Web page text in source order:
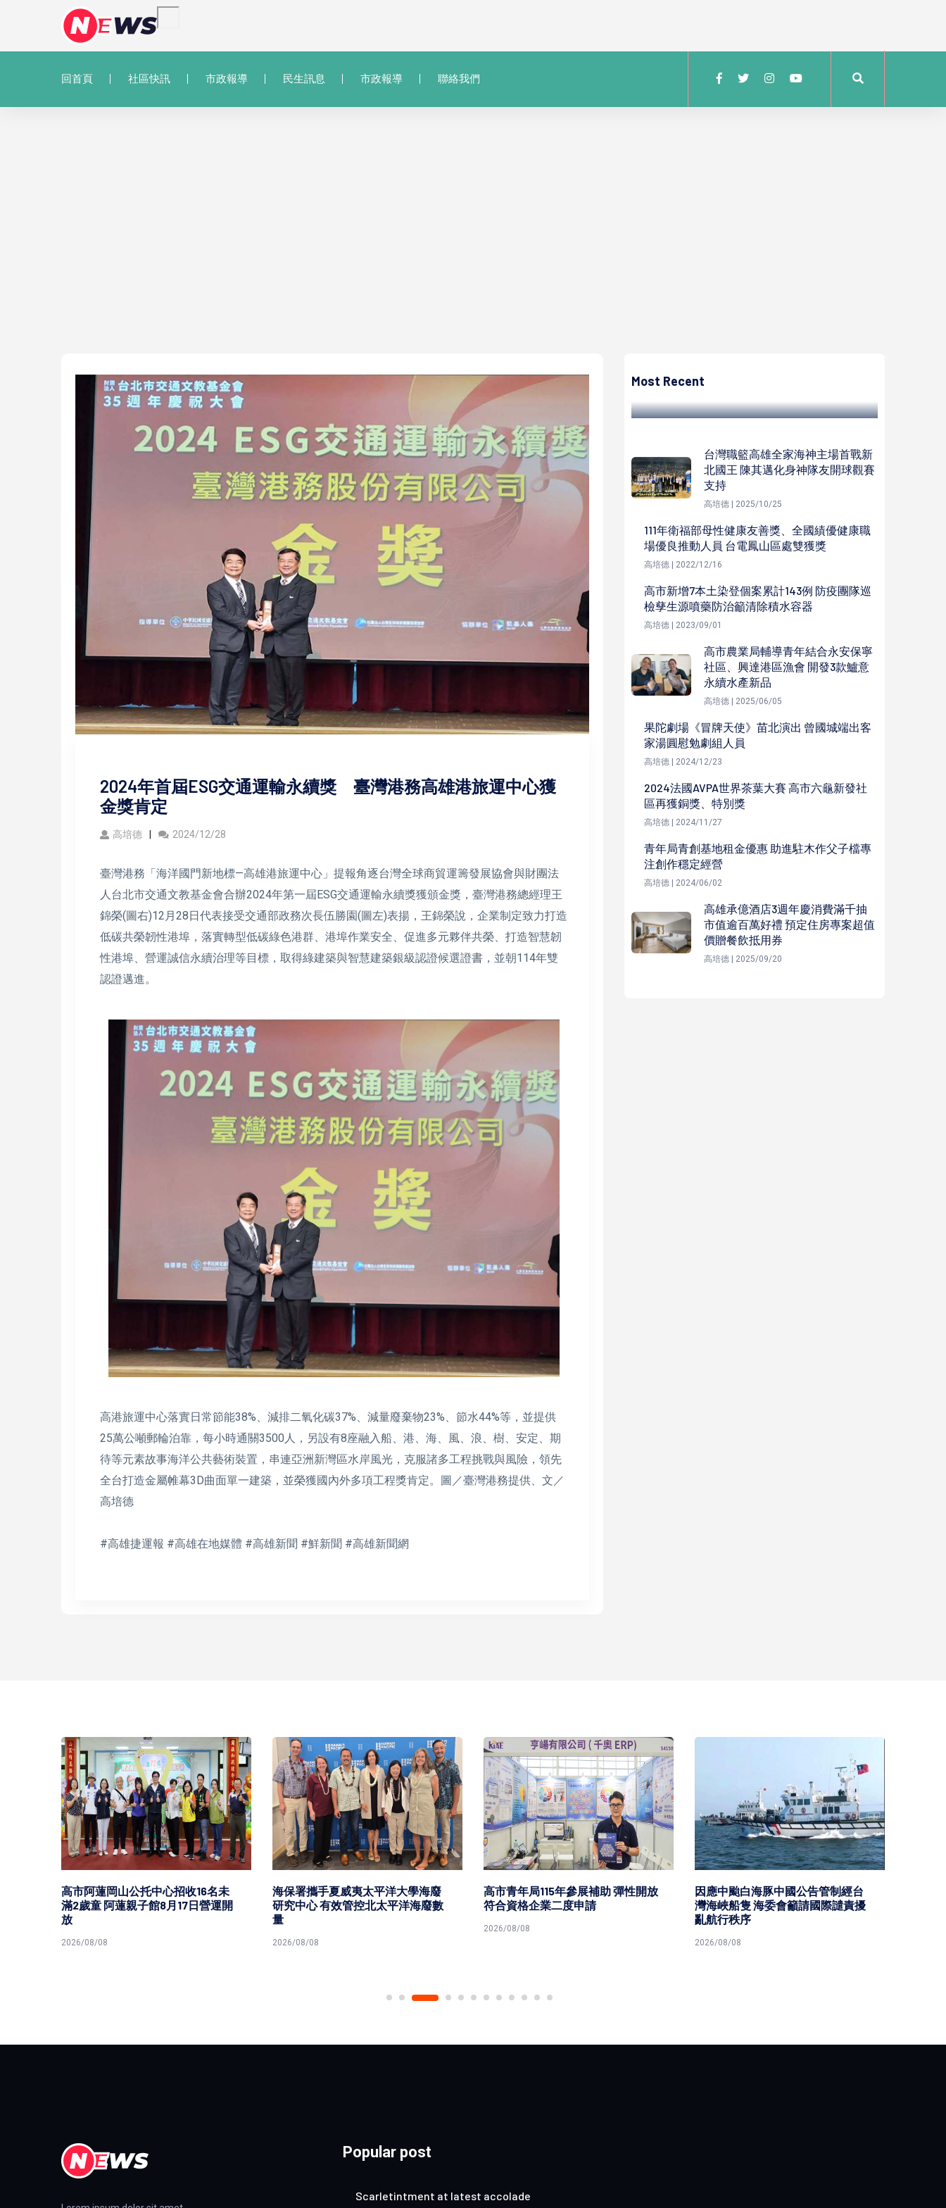
回首頁 社區快訊 市政報導 民生訊息 市政報導 聯絡我們
2024年首屆ESG交通運輸永續獎 臺灣港務高雄港旅運中心獲
金獎肯定
高培德 2024/12/28
臺灣港務「海洋國門新地標—高雄港旅運中心」提報角逐台灣全球商貿運籌發展協會與財團法
人台北市交通文教基金會合辦2024年第一屆ESG交通運輸永續獎獲頒金獎，臺灣港務總經理王
錦榮(圖右)12月28日代表接受交通部政務次長伍勝園(圖左)表揚，王錦榮說，企業制定致力打造
低碳共榮韌性港埠，落實轉型低碳綠色港群、港埠作業安全、促進多元夥伴共榮、打造智慧韌
性港埠、營運誠信永續治理等目標，取得綠建築與智慧建築銀級認證候選證書，並朝114年雙
認證邁進。
高港旅運中心落實日常節能38%、減排二氧化碳37%、減量廢棄物23%、節水44%等，並提供
25萬公噸郵輪泊靠，每小時通關3500人，另設有8座融入船、港、海、風、浪、樹、安定、期
待等元素故事海洋公共藝術裝置，串連亞洲新灣區水岸風光，克服諸多工程挑戰與風險，領先
全台打造金屬帷幕3D曲面單一建築，並榮獲國內外多項工程獎肯定。圖／臺灣港務提供、文／
高培德
#高雄捷運報 #高雄在地媒體 #高雄新聞 #鮮新聞 #高雄新聞網
Most Recent
便利貨物快速通關
台灣職籃高雄全家海神主場首戰新
北國王 陳其邁化身神隊友開球觀賽
支持
高培德 | 2025/10/25
111年衛福部母性健康友善獎、全國績優健康職
場優良推動人員 台電鳳山區處雙獲獎
高培德 | 2022/12/16
高市新增7本土染登個案累計143例 防疫團隊巡
檢孳生源噴藥防治籲清除積水容器
高培德 | 2023/09/01
高市農業局輔導青年結合永安保寧
社區、興達港區漁會 開發3款鱸意
永續水產新品
高培德 | 2025/06/05
果陀劇場《冒牌天使》苗北演出 曾國城端出客
家湯圓慰勉劇組人員
高培德 | 2024/12/23
2024法國AVPA世界茶葉大賽 高市六龜新發社
區再獲銅獎、特別獎
高培德 | 2024/11/27
青年局青創基地租金優惠 助進駐木作父子檔專
注創作穩定經營
高培德 | 2024/06/02
高雄承億酒店3週年慶消費滿千抽
市值逾百萬好禮 預定住房專案超值
價贈餐飲抵用券
高培德 | 2025/09/20
高市阿蓮岡山公托中心招收16名未
滿2歲童 阿蓮親子館8月17日營運開
放
2026/08/08
海保署攜手夏威夷太平洋大學海廢
研究中心 有效管控北太平洋海廢數
量
2026/08/08
高市青年局115年參展補助 彈性開放
符合資格企業二度申請
2026/08/08
因應中颱白海豚中國公告管制經台
灣海峽船隻 海委會籲請國際譴責擾
亂航行秩序
2026/08/08
Popular post
Scarletintment at latest accolade